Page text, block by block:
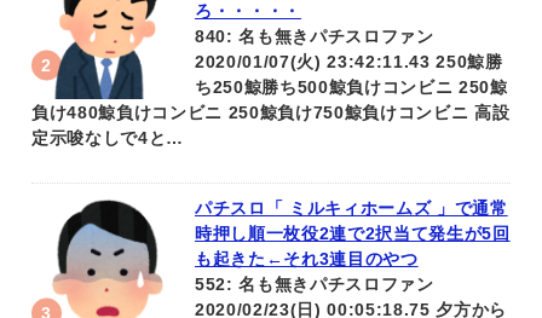
ろ・・・・・
840: 名も無きパチスロファン
2020/01/07(火) 23:42:11.43 250鯨勝
ち250鯨勝ち500鯨負けコンビニ 250鯨
負け480鯨負けコンビニ 250鯨負け750鯨負けコンビニ 高設
定示唆なしで4と…
パチスロ「 ミルキィホームズ 」で通常
時押し順一枚役2連で2択当て発生が5回
も起きた←それ3連目のやつ
552: 名も無きパチスロファン
2020/02/23(日) 00:05:18.75 夕方から